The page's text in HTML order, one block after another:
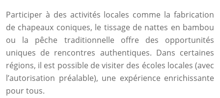
Participer à des activités locales comme la fabrication
de chapeaux coniques, le tissage de nattes en bambou
ou la pêche traditionnelle offre des opportunités
uniques de rencontres authentiques. Dans certaines
régions, il est possible de visiter des écoles locales (avec
l’autorisation préalable), une expérience enrichissante
pour tous.